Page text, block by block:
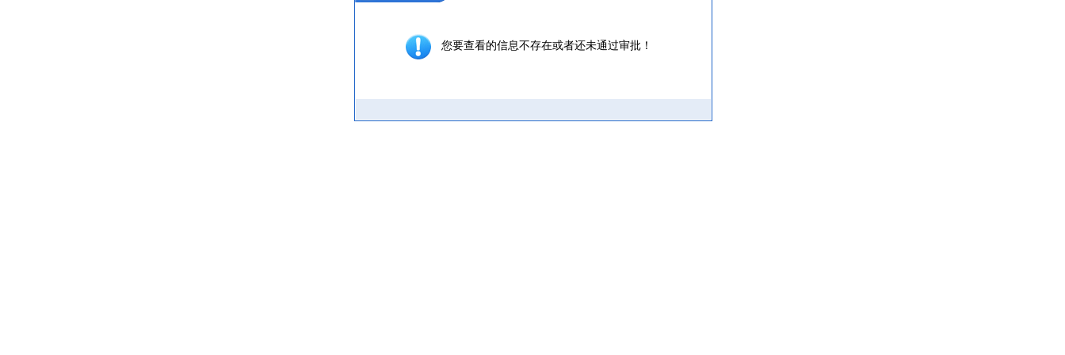
您要查看的信息不存在或者还未通过审批！